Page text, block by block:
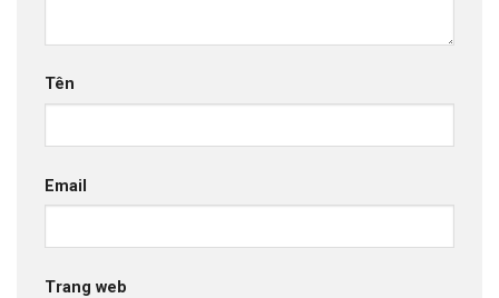
Tên
Email
Trang web